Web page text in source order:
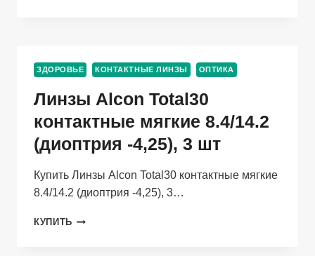
КОРИЧНЕВЫЙ
(ДИОПТРИЯ
ЗДОРОВЬЕ КОНТАКТНЫЕ ЛИНЗЫ ОПТИКА
Линзы Alcon Total30
контактные мягкие 8.4/14.2
(диоптрия -4,25), 3 шт
Купить Линзы Alcon Total30 контактные мягкие
8.4/14.2 (диоптрия -4,25), 3…
КУПИТЬ ЛИНЗЫ